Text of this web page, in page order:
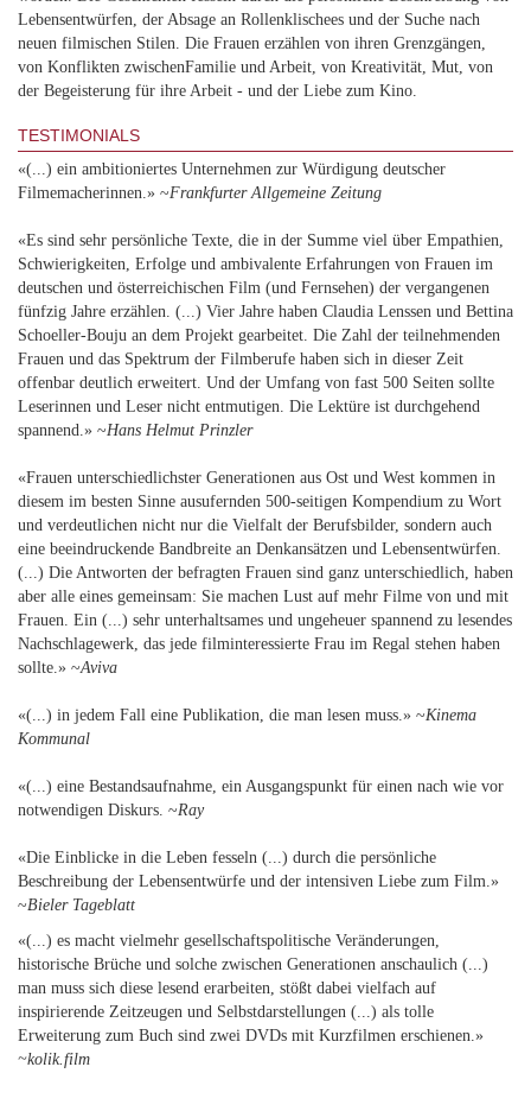
Lebensentwürfen, der Absage an Rollenklischees und der Suche nach
neuen filmischen Stilen. Die Frauen erzählen von ihren Grenzgängen,
von Konflikten zwischenFamilie und Arbeit, von Kreativität, Mut, von
der Begeisterung für ihre Arbeit - und der Liebe zum Kino.
TESTIMONIALS
«(...) ein ambitioniertes Unternehmen zur Würdigung deutscher
Filmemacherinnen.» ~Frankfurter Allgemeine Zeitung
«Es sind sehr persönliche Texte, die in der Summe viel über Empathien,
Schwierigkeiten, Erfolge und ambivalente Erfahrungen von Frauen im
deutschen und österreichischen Film (und Fernsehen) der vergangenen
fünfzig Jahre erzählen. (...) Vier Jahre haben Claudia Lenssen und Bettina
Schoeller-Bouju an dem Projekt gearbeitet. Die Zahl der teilnehmenden
Frauen und das Spektrum der Filmberufe haben sich in dieser Zeit
offenbar deutlich erweitert. Und der Umfang von fast 500 Seiten sollte
Leserinnen und Leser nicht entmutigen. Die Lektüre ist durchgehend
spannend.» ~Hans Helmut Prinzler
«Frauen unterschiedlichster Generationen aus Ost und West kommen in
diesem im besten Sinne ausufernden 500-seitigen Kompendium zu Wort
und verdeutlichen nicht nur die Vielfalt der Berufsbilder, sondern auch
eine beeindruckende Bandbreite an Denkansätzen und Lebensentwürfen.
(...) Die Antworten der befragten Frauen sind ganz unterschiedlich, haben
aber alle eines gemeinsam: Sie machen Lust auf mehr Filme von und mit
Frauen. Ein (...) sehr unterhaltsames und ungeheuer spannend zu lesendes
Nachschlagewerk, das jede filminteressierte Frau im Regal stehen haben
sollte.» ~Aviva
«(...) in jedem Fall eine Publikation, die man lesen muss.» ~Kinema
Kommunal
«(...) eine Bestandsaufnahme, ein Ausgangspunkt für einen nach wie vor
notwendigen Diskurs. ~Ray
«Die Einblicke in die Leben fesseln (...) durch die persönliche
Beschreibung der Lebensentwürfe und der intensiven Liebe zum Film.»
~Bieler Tageblatt
«(...) es macht vielmehr gesellschaftspolitische Veränderungen,
historische Brüche und solche zwischen Generationen anschaulich (...)
man muss sich diese lesend erarbeiten, stößt dabei vielfach auf
inspirierende Zeitzeugen und Selbstdarstellungen (...) als tolle
Erweiterung zum Buch sind zwei DVDs mit Kurzfilmen erschienen.»
~kolik.film